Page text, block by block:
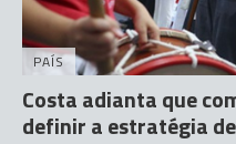
PAÍS
Costa adianta que
definir a estratégia